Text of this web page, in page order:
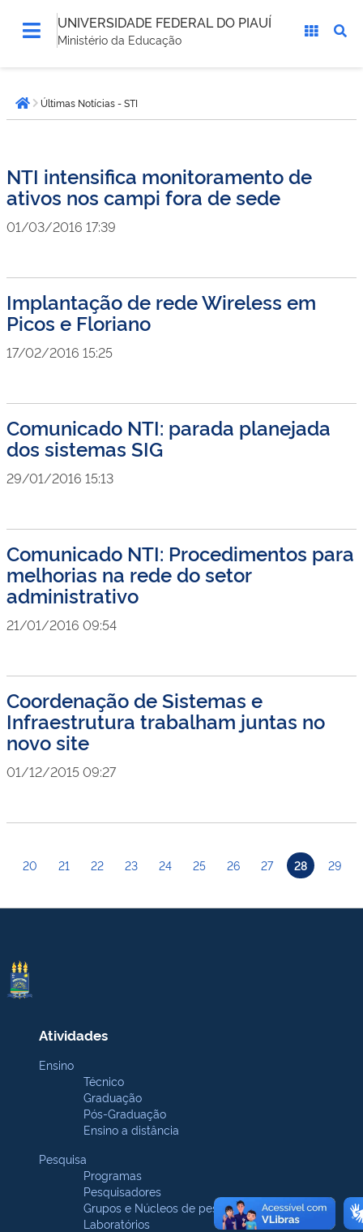
UNIVERSIDADE FEDERAL DO PIAUÍ
Ministério da Educação
está
aqui:Página inicial
Últimas Notícias - STI
NTI intensifica monitoramento de
ativos nos campi fora de sede
01/03/2016 17:39
Implantação de rede Wireless em
Picos e Floriano
17/02/2016 15:25
Comunicado NTI: parada planejada
dos sistemas SIG
29/01/2016 15:13
Comunicado NTI: Procedimentos para
melhorias na rede do setor
administrativo
21/01/2016 09:54
Coordenação de Sistemas e
Infraestrutura trabalham juntas no
novo site
01/12/2015 09:27
20 21 22 23 24 25 26 27 28 29
Atividades
Ensino
Técnico
Graduação
Pós-Graduação
Ensino a distância
Pesquisa
Programas
Pesquisadores
Grupos e Núcleos de pesquisa
Laboratórios